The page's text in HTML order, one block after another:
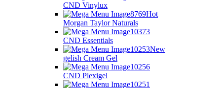
CND Vinylux
Hot
Morgan Taylor Naturals
CND Essentials
New
gelish Cream Gel
CND Plexigel